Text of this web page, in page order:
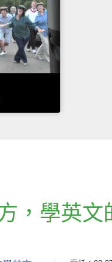
， 學英文